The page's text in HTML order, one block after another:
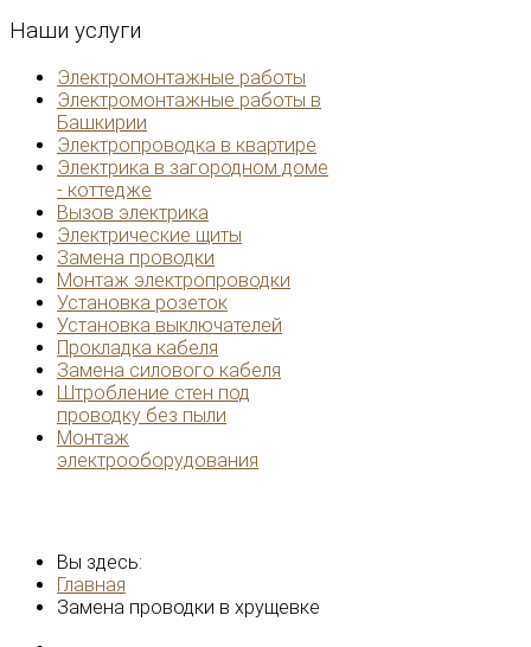
Наши услуги
Электромонтажные работы
Электромонтажные работы в
Башкирии
Электропроводка в квартире
Электрика в загородном доме
- коттедже
Вызов электрика
Электрические щиты
Замена проводки
Монтаж электропроводки
Установка розеток
Установка выключателей
Прокладка кабеля
Замена силового кабеля
Штробление стен под
проводку без пыли
Монтаж
электрооборудования
Вы здесь:
Главная
Замена проводки в хрущевке